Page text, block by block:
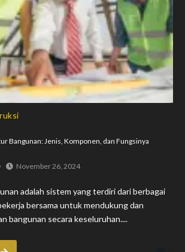
Bangunan: Jenis, Komponen, dan Fungsinya
November 26, 2024
adalah sistem yang terdiri dari berbagai
bersama untuk mendukung dan
bangunan secara keseluruhan....